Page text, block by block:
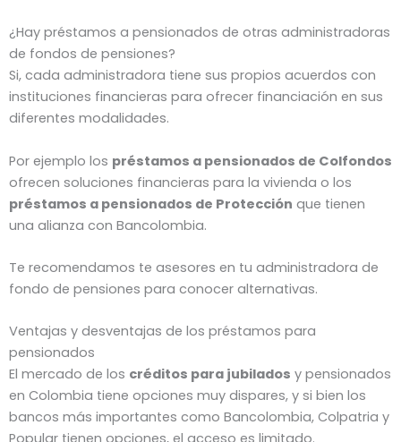
¿Hay préstamos a pensionados de otras administradoras
de fondos de pensiones?
Si, cada administradora tiene sus propios acuerdos con
instituciones financieras para ofrecer financiación en sus
diferentes modalidades.
Por ejemplo los préstamos a pensionados de Colfondos
ofrecen soluciones financieras para la vivienda o los
préstamos a pensionados de Protección que tienen
una alianza con Bancolombia.
Te recomendamos te asesores en tu administradora de
fondo de pensiones para conocer alternativas.
Ventajas y desventajas de los préstamos para
pensionados
El mercado de los créditos para jubilados y pensionados
en Colombia tiene opciones muy dispares, y si bien los
bancos más importantes como Bancolombia, Colpatria y